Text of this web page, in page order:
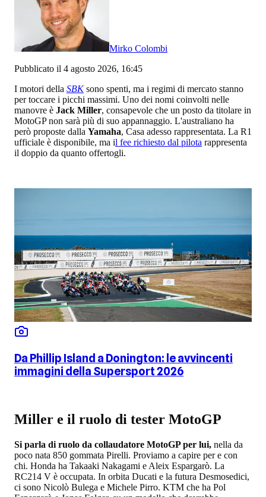
Mirko Colombi
Pubblicato il 4 agosto 2026, 16:45
I motori della SBK sono spenti, ma i regimi di mercato stanno
per toccare i picchi massimi. Uno dei nomi coinvolti nelle
manovre è Jack Miller, consapevole che un posto da titolare in
MotoGP non sarà più di suo appannaggio. L'australiano ha
però proposte dalla Yamaha, Casa adesso rappresentata. La R1
ufficiale è disponibile, ma il fee richiesto dal pilota rappresenta
il doppio da quanto offertogli.
Da Phillip Island a Donington: le avvincenti
immagini della Supersport 2026
Miller e il ruolo di tester MotoGP
Si parla di ruolo da collaudatore MotoGP per lui, nella da
poco nata 850 gommata Pirelli. Proviamo a capire per e con
chi. Honda ha Takaaki Nakagami e Aleix Espargarò. La
RC214 V è occupata. In orbita Ducati e la futura Desmosedici,
ci sono Nicolò Bulega e Michele Pirro. KTM che ha Pol